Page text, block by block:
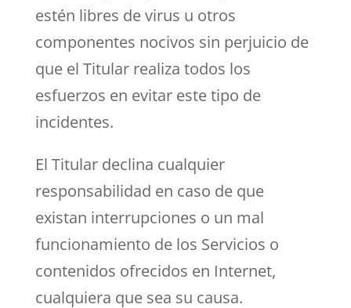
estén libres de virus u otros
componentes nocivos sin perjuicio de
que el Titular realiza todos los
esfuerzos en evitar este tipo de
incidentes.
El Titular declina cualquier
responsabilidad en caso de que
existan interrupciones o un mal
funcionamiento de los Servicios o
contenidos ofrecidos en Internet,
cualquiera que sea su causa.